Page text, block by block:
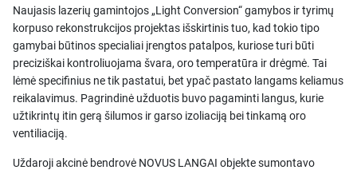
Naujasis lazerių gamintojos „Light Conversion“ gamybos ir tyrimų
korpuso rekonstrukcijos projektas išskirtinis tuo, kad tokio tipo
gamybai būtinos specialiai įrengtos patalpos, kuriose turi būti
preciziškai kontroliuojama švara, oro temperatūra ir drėgmė. Tai
lėmė specifinius ne tik pastatui, bet ypač pastato langams keliamus
reikalavimus. Pagrindinė užduotis buvo pagaminti langus, kurie
užtikrintų itin gerą šilumos ir garso izoliaciją bei tinkamą oro
ventiliaciją.
Uždaroji akcinė bendrovė NOVUS LANGAI objekte sumontavo